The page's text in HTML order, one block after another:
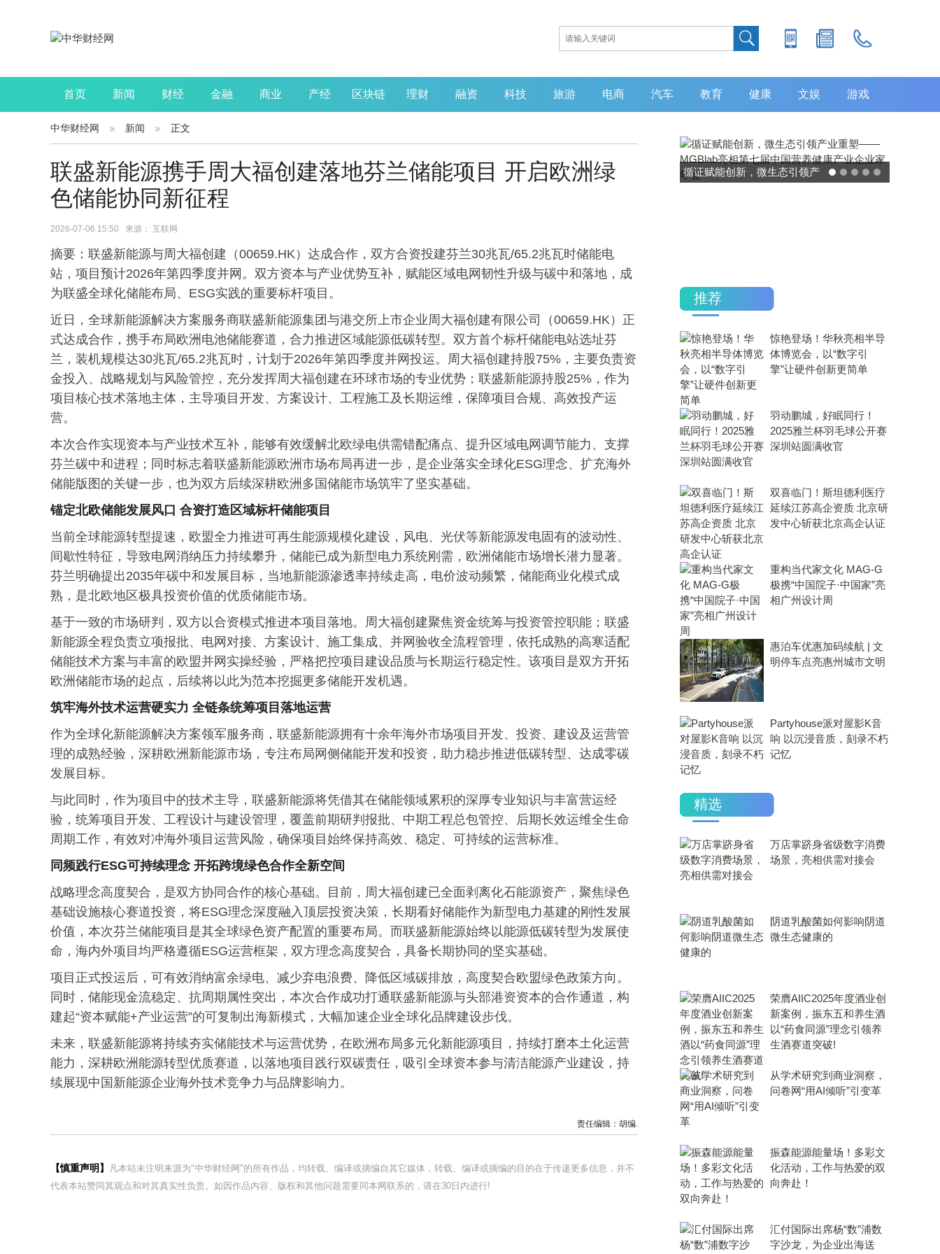
首页 新闻 财经 金融 商业 产经 区块链 理财 融资 科技 旅游 电商 汽车 教育 健康 文娱 游戏
公司 生活 读书
中华财经网 新闻 正文
联盛新能源携手周大福创建落地芬兰储能项目 开启欧洲绿
色储能协同新征程
2026-07-06 15:50 来源： 互联网
摘要：联盛新能源与周大福创建（00659.HK）达成合作，双方合资投建芬兰30兆瓦/65.2兆瓦时储能电
站，项目预计2026年第四季度并网。双方资本与产业优势互补，赋能区域电网韧性升级与碳中和落地，成
为联盛全球化储能布局、ESG实践的重要标杆项目。
近日，全球新能源解决方案服务商联盛新能源集团与港交所上市企业周大福创建有限公司（00659.HK）正
式达成合作，携手布局欧洲电池储能赛道，合力推进区域能源低碳转型。双方首个标杆储能电站选址芬
兰，装机规模达30兆瓦/65.2兆瓦时，计划于2026年第四季度并网投运。周大福创建持股75%，主要负责资
金投入、战略规划与风险管控，充分发挥周大福创建在环球市场的专业优势；联盛新能源持股25%，作为
项目核心技术落地主体，主导项目开发、方案设计、工程施工及长期运维，保障项目合规、高效投产运
营。
本次合作实现资本与产业技术互补，能够有效缓解北欧绿电供需错配痛点、提升区域电网调节能力、支撑
芬兰碳中和进程；同时标志着联盛新能源欧洲市场布局再进一步，是企业落实全球化ESG理念、扩充海外
储能版图的关键一步，也为双方后续深耕欧洲多国储能市场筑牢了坚实基础。
锚定北欧储能发展风口 合资打造区域标杆储能项目
当前全球能源转型提速，欧盟全力推进可再生能源规模化建设，风电、光伏等新能源发电固有的波动性、
间歇性特征，导致电网消纳压力持续攀升，储能已成为新型电力系统刚需，欧洲储能市场增长潜力显著。
芬兰明确提出2035年碳中和发展目标，当地新能源渗透率持续走高，电价波动频繁，储能商业化模式成
熟，是北欧地区极具投资价值的优质储能市场。
基于一致的市场研判，双方以合资模式推进本项目落地。周大福创建聚焦资金统筹与投资管控职能；联盛
新能源全程负责立项报批、电网对接、方案设计、施工集成、并网验收全流程管理，依托成熟的高寒适配
储能技术方案与丰富的欧盟并网实操经验，严格把控项目建设品质与长期运行稳定性。该项目是双方开拓
欧洲储能市场的起点，后续将以此为范本挖掘更多储能开发机遇。
筑牢海外技术运营硬实力 全链条统筹项目落地运营
作为全球化新能源解决方案领军服务商，联盛新能源拥有十余年海外市场项目开发、投资、建设及运营管
理的成熟经验，深耕欧洲新能源市场，专注布局网侧储能开发和投资，助力稳步推进低碳转型、达成零碳
发展目标。
与此同时，作为项目中的技术主导，联盛新能源将凭借其在储能领域累积的深厚专业知识与丰富营运经
验，统筹项目开发、工程设计与建设管理，覆盖前期研判报批、中期工程总包管控、后期长效运维全生命
周期工作，有效对冲海外项目运营风险，确保项目始终保持高效、稳定、可持续的运营标准。
同频践行ESG可持续理念 开拓跨境绿色合作全新空间
战略理念高度契合，是双方协同合作的核心基础。目前，周大福创建已全面剥离化石能源资产，聚焦绿色
基础设施核心赛道投资，将ESG理念深度融入顶层投资决策，长期看好储能作为新型电力基建的刚性发展
价值，本次芬兰储能项目是其全球绿色资产配置的重要布局。而联盛新能源始终以能源低碳转型为发展使
命，海内外项目均严格遵循ESG运营框架，双方理念高度契合，具备长期协同的坚实基础。
项目正式投运后，可有效消纳富余绿电、减少弃电浪费、降低区域碳排放，高度契合欧盟绿色政策方向。
同时，储能现金流稳定、抗周期属性突出，本次合作成功打通联盛新能源与头部港资资本的合作通道，构
建起“资本赋能+产业运营”的可复制出海新模式，大幅加速企业全球化品牌建设步伐。
未来，联盛新能源将持续夯实储能技术与运营优势，在欧洲布局多元化新能源项目，持续打磨本土化运营
能力，深耕欧洲能源转型优质赛道，以落地项目践行双碳责任，吸引全球资本参与清洁能源产业建设，持
续展现中国新能源企业海外技术竞争力与品牌影响力。
责任编辑：胡编.
【慎重声明】
凡本站未注明来源为"中华财经网"的所有作品，均转载、编译或摘编自其它媒体，转载、编译或摘编的目的在于传递更多信息，并不
代表本站赞同其观点和对其真实性负责。如因作品内容、版权和其他问题需要同本网联系的，请在30日内进行!
循证赋能创新，微生态引领产
推荐
惊艳登场！华秋亮相半导
体博览会，以“数字引
擎”让硬件创新更简单
羽动鹏城，好眠同行！
2025雅兰杯羽毛球公开赛
深圳站圆满收官
双喜临门！斯坦德利医疗
延续江苏高企资质 北京研
发中心斩获北京高企认证
重构当代家文化 MAG-G
极携“中国院子·中国家”亮
相广州设计周
惠泊车优惠加码续航 | 文
明停车点亮惠州城市文明
Partyhouse派对屋影K音
响 以沉浸音质，刻录不朽
记忆
精选
万店掌跻身省级数字消费
场景，亮相供需对接会
​阴道乳酸菌如何影响阴道
微生态健康的
荣膺AIIC2025年度酒业创
新案例，振东五和养生酒
以“药食同源”理念引领养
生酒赛道突破!
从学术研究到商业洞察，
问卷网“用AI倾听”引变革
振森能源能量场！多彩文
化活动，工作与热爱的双
向奔赴！
汇付国际出席杨“数”浦数
字沙龙，为企业出海送